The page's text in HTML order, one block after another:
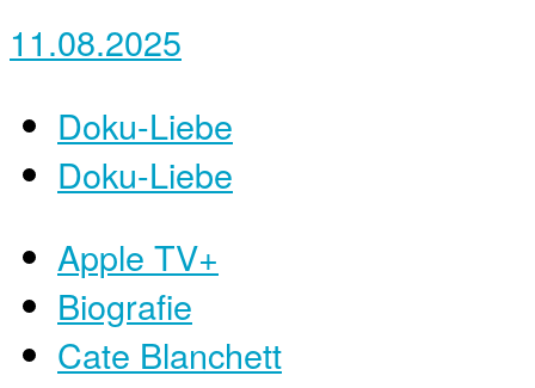
11.08.2025
Doku-Liebe
Doku-Liebe
Apple TV+
Biografie
Cate Blanchett